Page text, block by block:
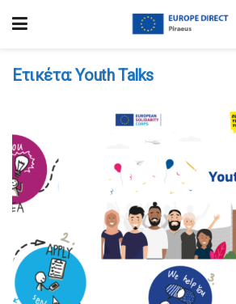
Ετικέτα:Youth Talks